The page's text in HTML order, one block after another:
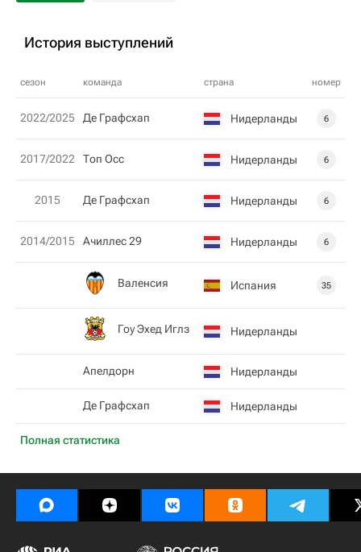
История выступлений
сезон команда страна номер
Полная статистика
2022/2025 Де Графсхап Нидерланды 6
2017/2022 Топ Осс Нидерланды 6
2015 Де Графсхап Нидерланды 6
2014/2015 Ачиллес 29 Нидерланды 6
Валенсия Испания 35
Гоу Эхед Иглз Нидерланды
Апелдорн Нидерланды
Де Графсхап Нидерланды